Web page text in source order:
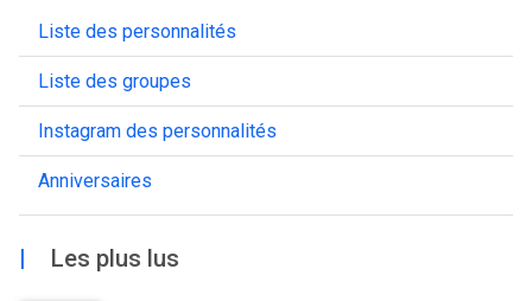
Liste des personnalités
Liste des groupes
Instagram des personnalités
Anniversaires
| Les plus lus